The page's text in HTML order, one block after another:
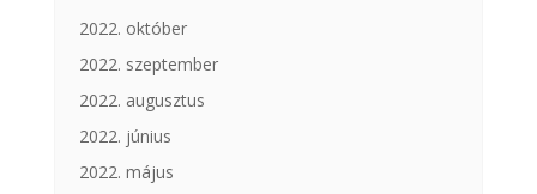
2022. október
2022. szeptember
2022. augusztus
2022. június
2022. május